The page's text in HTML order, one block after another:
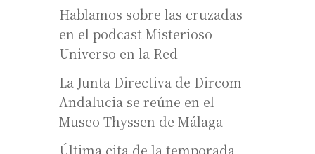
Hablamos sobre las cruzadas
en el podcast Misterioso
Universo en la Red
La Junta Directiva de Dircom
Andalucia se reúne en el
Museo Thyssen de Málaga
Última cita de la temporada